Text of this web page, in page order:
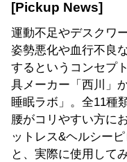
運動不足やデスクワ
姿勢悪化や血行不良
するというコンセプ
具メーカー「西川」
睡眠ラボ」。全11種
腰がコリやすい方に
ットレス&ヘルシー
と、実際に使用して